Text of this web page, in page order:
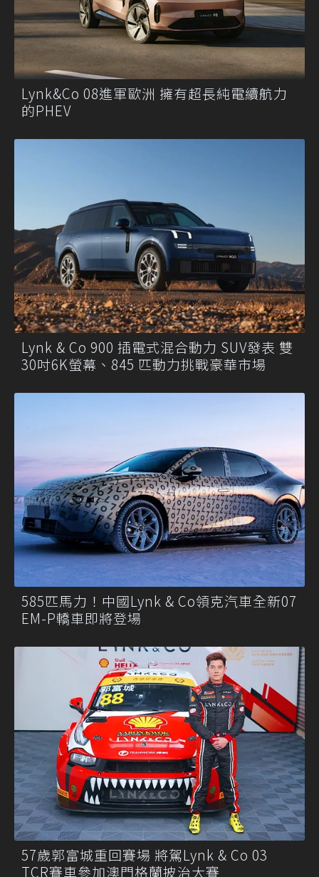
Lynk&Co 08進軍歐洲 擁有超長純電續航力
的PHEV
Lynk & Co 900 插電式混合動力 SUV發表 雙
30吋6K螢幕、845 匹動力挑戰豪華市場
585匹馬力！中國Lynk & Co領克汽車全新07
EM-P轎車即將登場
57歲郭富城重回賽場 將駕Lynk & Co 03
TCR賽車參加澳門格蘭披治大賽